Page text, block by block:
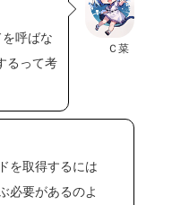
Ｃ菜
呼ばな
るって考
を取得するには
必要があるのよ